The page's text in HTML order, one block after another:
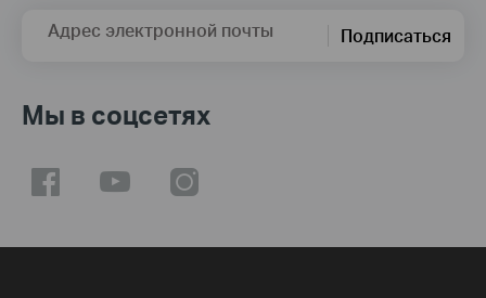
Адрес электронной почты Подписаться
Мы в соцсетях